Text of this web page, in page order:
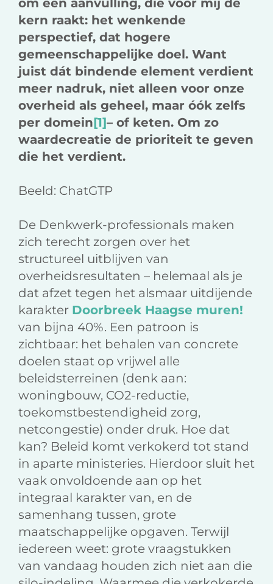
kern raakt: het wenkende
perspectief, dat hogere
gemeenschappelijke doel. Want
juist dát bindende element verdient
meer nadruk, niet alleen voor onze
overheid als geheel, maar óók zelfs
per domein[1]– of keten. Om zo
waardecreatie de prioriteit te geven
die het verdient.
Beeld: ChatGTP
De Denkwerk-professionals maken
zich terecht zorgen over het
structureel uitblijven van
overheidsresultaten – helemaal als je
dat afzet tegen het alsmaar uitdijende
karakter Doorbreek Haagse muren!
van bijna 40%. Een patroon is
zichtbaar: het behalen van concrete
doelen staat op vrijwel alle
beleidsterreinen (denk aan:
woningbouw, CO2-reductie,
toekomstbestendigheid zorg,
netcongestie) onder druk. Hoe dat
kan? Beleid komt verkokerd tot stand
in aparte ministeries. Hierdoor sluit het
vaak onvoldoende aan op het
integraal karakter van, en de
samenhang tussen, grote
maatschappelijke opgaven. Terwijl
iedereen weet: grote vraagstukken
van vandaag houden zich niet aan die